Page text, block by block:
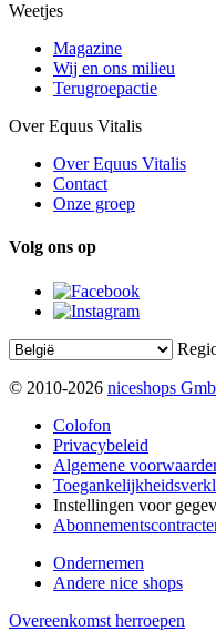
Weetjes
Magazine
Wij en ons milieu
Terugroepactie
Over Equus Vitalis
Over Equus Vitalis
Contact
Onze groep
Volg ons op
© 2010-2026 niceshops
Colofon
Privacybeleid
Algemene
Instellingen voor
Ondernemen
Andere nice shops
Overeenkomst herroepen